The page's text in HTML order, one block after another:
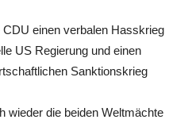
CDU einen verbalen Hasskrieg
US Regierung und einen
Sanktionskrieg
wieder die beiden Weltmächte